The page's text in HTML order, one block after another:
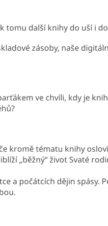
tomu další knihy do uší i
zásoby, naše
ve chvíli, kdy je
kromě tématu knihy
„běžný“ život Svaté
a počátcích dějin spásy.